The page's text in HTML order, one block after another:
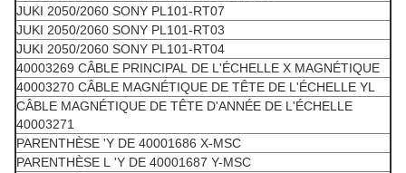
JUKI 2050/2060 SONY PL101-RT07
JUKI 2050/2060 SONY PL101-RT03
JUKI 2050/2060 SONY PL101-RT04
40003269 CÂBLE PRINCIPAL DE L'ÉCHELLE X MAGNÉTIQUE
40003270 CÂBLE MAGNÉTIQUE DE TÊTE DE L'ÉCHELLE YL
CÂBLE MAGNÉTIQUE DE TÊTE D'ANNÉE DE L'ÉCHELLE
40003271
PARENTHÈSE 'Y DE 40001686 X-MSC
PARENTHÈSE L 'Y DE 40001687 Y-MSC